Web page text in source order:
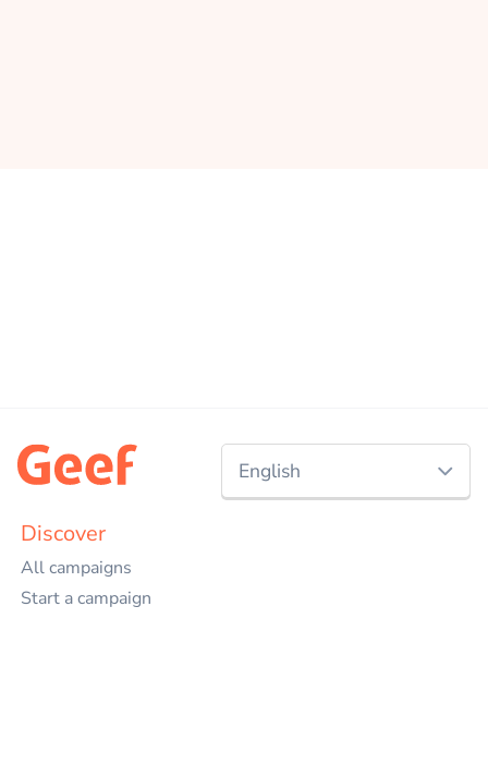
English
Discover
All campaigns
Start a campaign